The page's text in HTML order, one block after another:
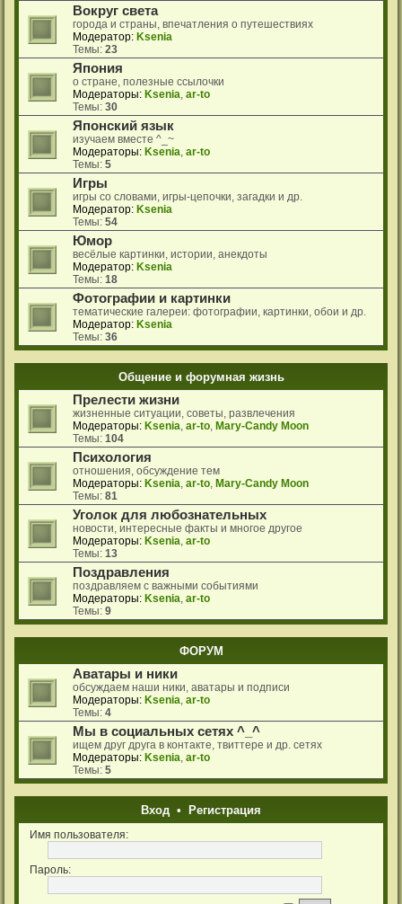
Вокруг света
города и страны, впечатления о путешествиях
Модератор: Ksenia
Темы: 23
Япония
о стране, полезные ссылочки
Модераторы: Ksenia, ar-to
Темы: 30
Японский язык
изучаем вместе ^_~
Модераторы: Ksenia, ar-to
Темы: 5
Игры
игры со словами, игры-цепочки, загадки и др.
Модератор: Ksenia
Темы: 54
Юмор
весёлые картинки, истории, анекдоты
Модератор: Ksenia
Темы: 18
Фотографии и картинки
тематические галереи: фотографии, картинки, обои и др.
Модератор: Ksenia
Темы: 36
Общение и форумная жизнь
Прелести жизни
жизненные ситуации, советы, развлечения
Модераторы: Ksenia, ar-to, Mary-Candy Moon
Темы: 104
Психология
отношения, обсуждение тем
Модераторы: Ksenia, ar-to, Mary-Candy Moon
Темы: 81
Уголок для любознательных
новости, интересные факты и многое другое
Модераторы: Ksenia, ar-to
Темы: 13
Поздравления
поздравляем с важными событиями
Модераторы: Ksenia, ar-to
Темы: 9
ФОРУМ
Аватары и ники
обсуждаем наши ники, аватары и подписи
Модераторы: Ksenia, ar-to
Темы: 4
Мы в социальных сетях ^_^
ищем друг друга в контакте, твиттере и др. сетях
Модераторы: Ksenia, ar-to
Темы: 5
Вход • Регистрация
Имя пользователя:
Пароль: